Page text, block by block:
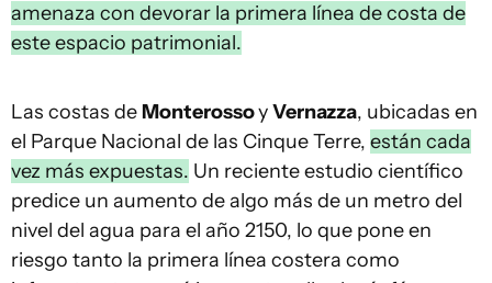
amenaza con devorar la primera línea de costa de
este espacio patrimonial.
Las costas de MonterossoyVernazza, ubicadas en
el Parque Nacional de las Cinque Terre, están cada
vez más expuestas. Un reciente estudio científico
predice un aumento de algo más de un metro del
nivel del agua para el año 2150, lo que pone en
riesgo tanto la primera línea costera como